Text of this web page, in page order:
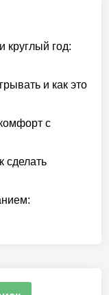
круглый год:
и как это
с
сделать